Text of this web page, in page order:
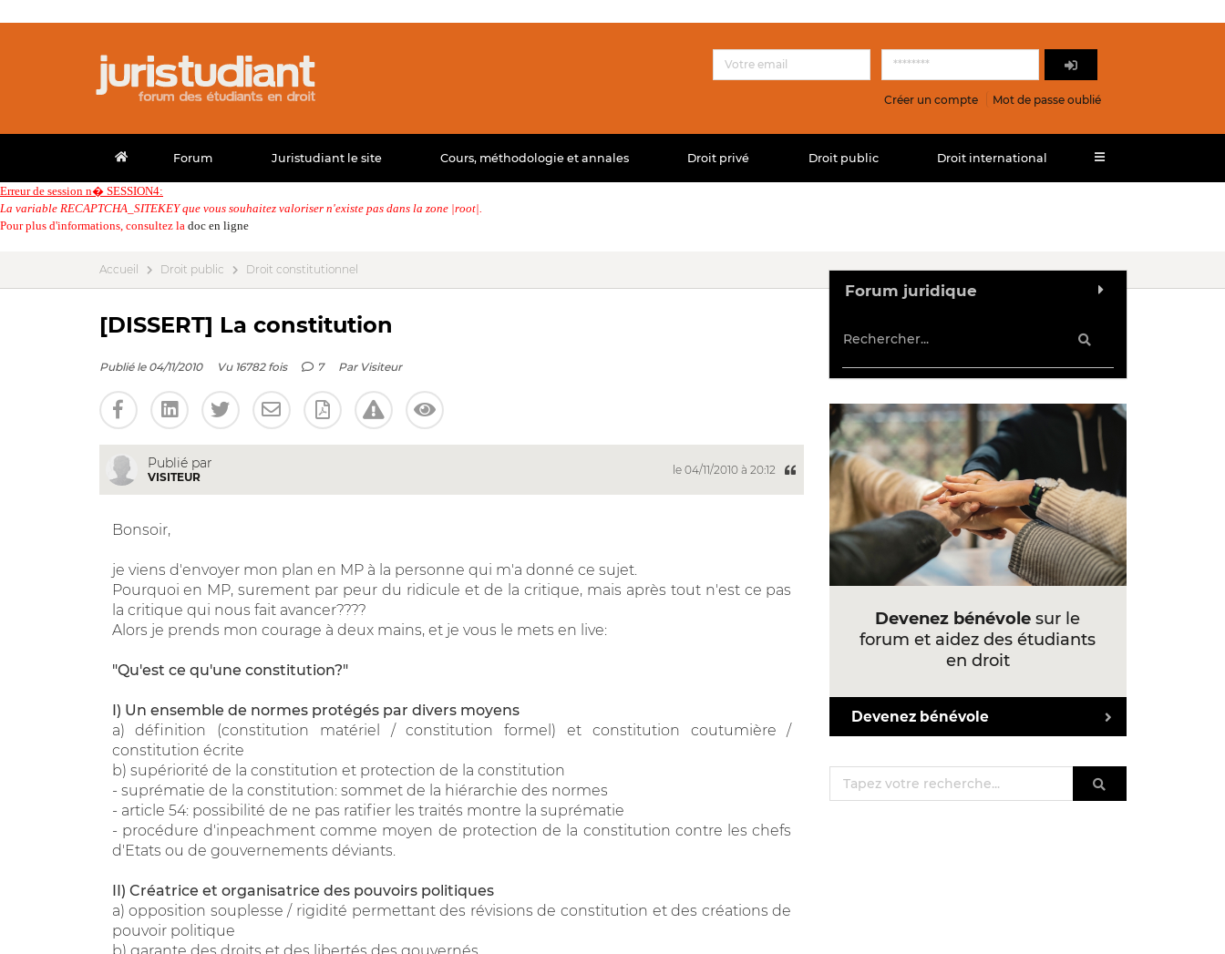
Créer un compte Mot de passe oublié
Forum Juristudiant le site Cours, méthodologie et annales Droit privé Droit public Droit international
Erreur de session n� SESSION4:
La variable RECAPTCHA_SITEKEY que vous souhaitez valoriser n'existe pas dans la zone |root|.
Pour plus d'informations, consultez la doc en ligne
Accueil Droit public Droit constitutionnel
[DISSERT] La constitution
Publié le 04/11/2010 Vu 16782 fois 7 Par Visiteur
Publié par
VISITEUR
le 04/11/2010 à 20:12
Bonsoir,
je viens d'envoyer mon plan en MP à la personne qui m'a donné ce sujet.
Pourquoi en MP, surement par peur du ridicule et de la critique, mais après tout n'est ce pas
la critique qui nous fait avancer????
Alors je prends mon courage à deux mains, et je vous le mets en live:
"Qu'est ce qu'une constitution?"
I) Un ensemble de normes protégés par divers moyens
a) définition (constitution matériel / constitution formel) et constitution coutumière /
constitution écrite
b) supériorité de la constitution et protection de la constitution
- suprématie de la constitution: sommet de la hiérarchie des normes
- article 54: possibilité de ne pas ratifier les traités montre la suprématie
- procédure d'inpeachment comme moyen de protection de la constitution contre les chefs
d'Etats ou de gouvernements déviants.
II) Créatrice et organisatrice des pouvoirs politiques
a) opposition souplesse / rigidité permettant des révisions de constitution et des créations de
pouvoir politique
Forum juridique
Devenez bénévole sur le
forum et aidez des étudiants
en droit
Devenez bénévole